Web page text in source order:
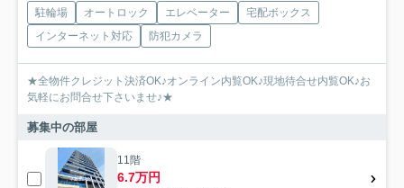
駐輪場 オートロック エレベーター
宅配ボックス
インターネット対応
防犯カメラ
★全物件クレジット決済OK♪オンライン内覧OK♪現地待合せ内覧OK♪お
気軽にお問合せ下さいませ♪★
募集中の部屋
11階
6.7万円